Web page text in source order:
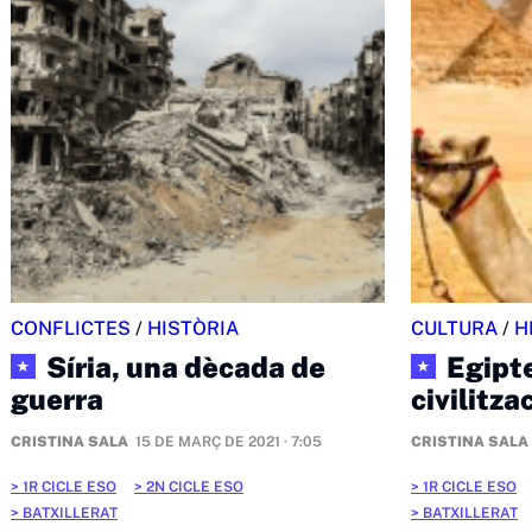
CONFLICTES / HISTÒRIA
★
Síria, una dècada de
guerra
CRISTINA SALA 15 DE MARÇ DE 2021 · 7:05
1R CICLE ESO
2N CICLE ESO
BATXILLERAT
CULTURA /
★
CRISTINA SALA
1R CICLE ESO
BATXILLERAT